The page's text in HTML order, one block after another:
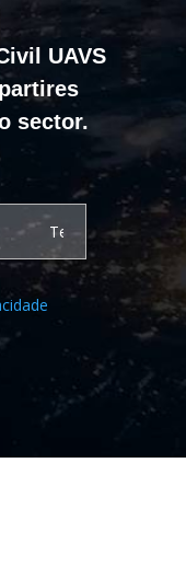
UAVS
sector.